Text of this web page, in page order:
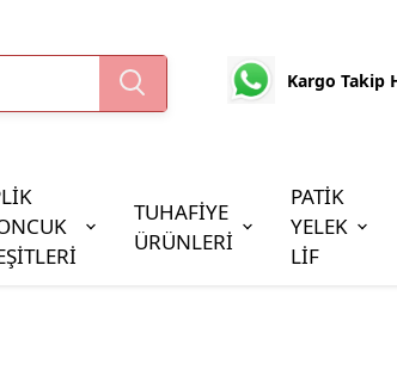
Kargo Takip
TUHAFİYE
ÜRÜNLERİ
PATİK
YELEK
LİF